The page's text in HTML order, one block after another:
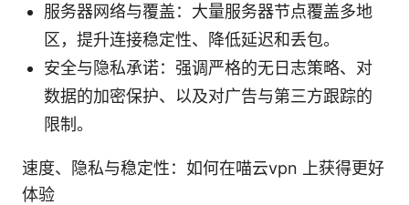
服务器网络与覆盖：大量服务器节点覆盖多地
区，提升连接稳定性、降低延迟和丢包。
安全与隐私承诺：强调严格的无日志策略、对
数据的加密保护、以及对广告与第三方跟踪的
限制。
速度、隐私与稳定性：如何在喵云vpn 上获得更好
体验